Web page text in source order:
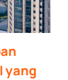
yang